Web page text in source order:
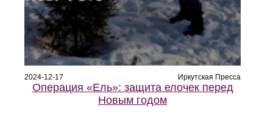
2024-12-17 Иркутская Пресса
Операция «Ель»: защита елочек перед
Новым годом